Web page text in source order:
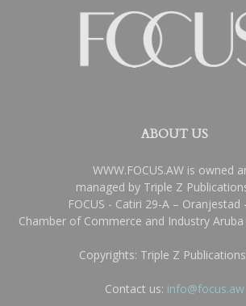
ABOUT US
WWW.FOCUS.AW is owned
managed by Triple Z
FOCUS - Catiri 29-A – Oranjestad
Chamber of Commerce and Industry
Copyrights: Triple Z
Contact us: info@focus.aw